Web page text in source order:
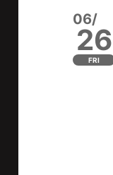
06/
26
FRI